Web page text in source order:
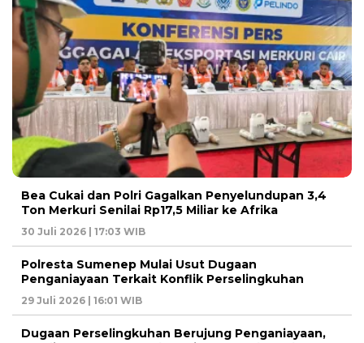
Bea Cukai dan Polri Gagalkan Penyelundupan 3,4
Ton Merkuri Senilai Rp17,5 Miliar ke Afrika
30 Juli 2026 | 17:03 WIB
Polresta Sumenep Mulai Usut Dugaan
Penganiayaan Terkait Konflik Perselingkuhan
29 Juli 2026 | 16:01 WIB
Dugaan Perselingkuhan Berujung Penganiayaan,